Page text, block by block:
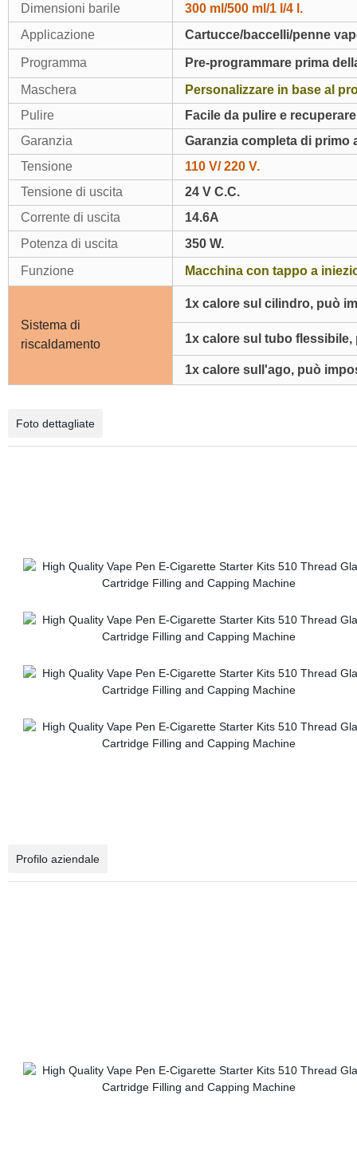
Dimensioni barile
300 ml/500 ml/1 l/4 l.
Applicazione
Cartucce/baccelli/penne
Programma
Pre-programmare prima
Maschera
Personalizzare in base al
Pulire
Facile da pulire e
Garanzia
Garanzia completa di primo
Tensione
110 V/ 220 V.
Tensione di uscita
24 V C.C.
Corrente di uscita
14.6A
Potenza di uscita
350 W.
Funzione
Macchina con tappo a
Sistema di
riscaldamento
1x calore sul cilindro, può
1x calore sul tubo flessibile,
1x calore sull'ago, può
Foto dettagliate
Profilo aziendale